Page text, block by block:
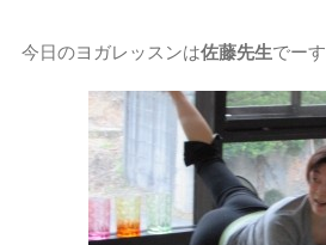
今日のヨガレッスンは佐藤先生でーす